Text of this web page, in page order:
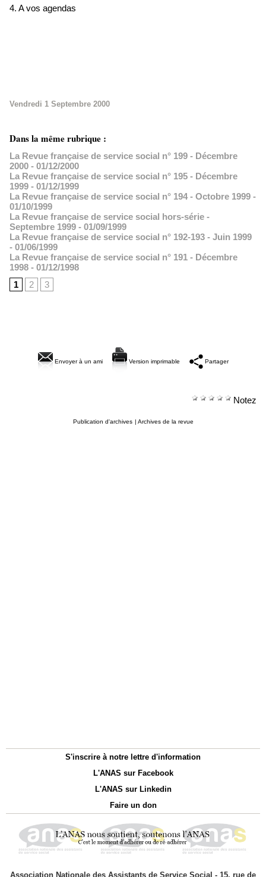
4. A vos agendas
Vendredi 1 Septembre 2000
Dans la même rubrique :
La Revue française de service social n° 199 - Décembre
2000 - 01/12/2000
La Revue française de service social n° 195 - Décembre
1999 - 01/12/1999
La Revue française de service social n° 194 - Octobre 1999 -
01/10/1999
La Revue française de service social hors-série -
Septembre 1999 - 01/09/1999
La Revue française de service social n° 192-193 - Juin 1999
- 01/06/1999
La Revue française de service social n° 191 - Décembre
1998 - 01/12/1998
1
2 3
Envoyer à un ami Version imprimable Partager
Notez
Publication d'archives | Archives de la revue
S'inscrire à notre lettre d'information
L'ANAS sur Facebook
L'ANAS sur Linkedin
Faire un don
Association Nationale des Assistants de Service Social - 15, rue de